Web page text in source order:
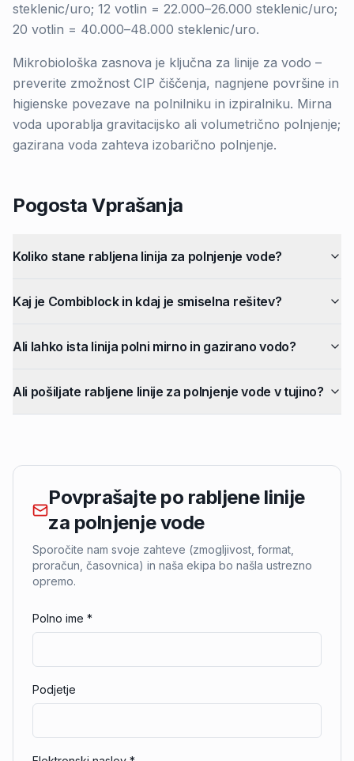
steklenic/uro; 12 votlin = 22.000–26.000 steklenic/uro;
20 votlin = 40.000–48.000 steklenic/uro.
Mikrobiološka zasnova je ključna za linije za vodo –
preverite zmožnost CIP čiščenja, nagnjene površine in
higienske povezave na polnilniku in izpiralniku. Mirna
voda uporablja gravitacijsko ali volumetrično polnjenje;
gazirana voda zahteva izobarično polnjenje.
Pogosta Vprašanja
Koliko stane rabljena linija za polnjenje vode?
Kaj je Combiblock in kdaj je smiselna rešitev?
Ali lahko ista linija polni mirno in gazirano vodo?
Ali pošiljate rabljene linije za polnjenje vode v tujino?
Povprašajte po rabljene linije
za polnjenje vode
Sporočite nam svoje zahteve (zmogljivost, format,
proračun, časovnica) in naša ekipa bo našla ustrezno
opremo.
Polno ime *
Podjetje